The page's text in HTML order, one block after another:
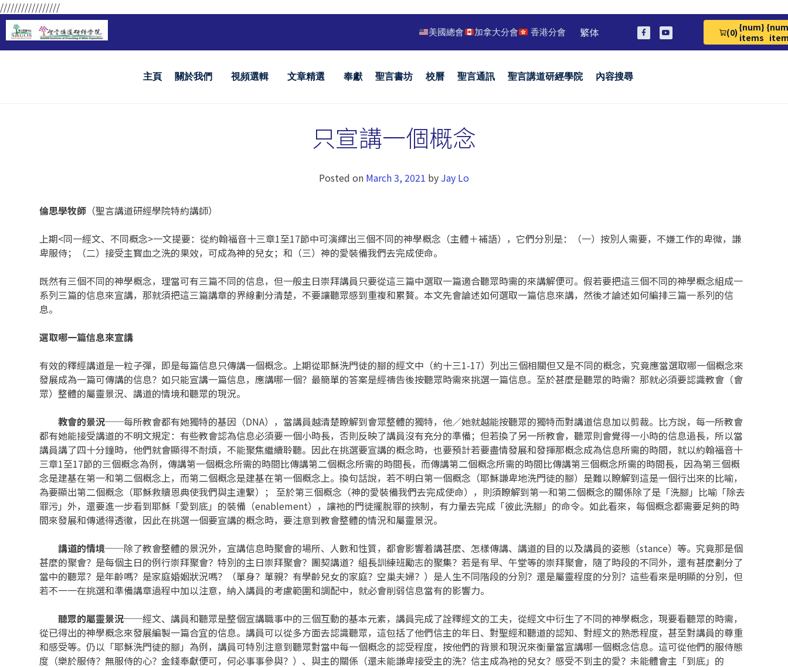
/////////////////
美國總會 加拿大分會 香港分會 繁体 (0)
View Cart 0
{num}
items
主頁 關於我們 視頻選輯 文章精選 奉獻 聖言書坊 校曆 聖言通訊 聖言講道研經學院 內容搜尋
只宣講一個概念
Posted on March 3, 2021 by Jay Lo
倫思學牧師 （聖言講道研經學院特約講師）
上期<同一經文、不同概念>一文提要：從約翰福音十三章1至17節中可演繹出三個不同的神學概念（主體＋補語），它們分別是：（一）按別人需要，不嫌工作的卑微，謙
卑服侍；（二）接受主寳血之洗的果效，可成為神的兒女；和（三）神的愛裝備我們去完成使命。
既然有三個不同的神學概念，理當可有三篇不同的信息，但一般主日崇拜講員只要從這三篇中選取一篇適合聽眾時需的來講解便可。假若要把這三個不同的神學概念組成一
系列三篇的信息來宣講，那就須把這三篇講章的界線劃分清楚，不要讓聽眾感到重複和累贅。本文先會論述如何選取一篇信息來講，然後才論述如何編排三篇一系列的信
息。
選取哪一篇信息來宣講
有效的釋經講道是一粒子彈，即是每篇信息只傳講一個概念。上期從耶穌洗門徒的腳的經文中（約十三1-17）列出三個相關但又是不同的概念，究竟應當選取哪一個概念來
發展成為一篇可傳講的信息？如只能宣講一篇信息，應講哪一個？最簡單的答案是經禱告後按聽眾時需來挑選一篇信息。至於甚麼是聽眾的時需？那就必須要認識教會（會
眾）整體的屬靈景況、講道的情境和聽眾的現況。
教會的景況──每所教會都有她獨特的基因（DNA），當講員越清楚瞭解到會眾整體的獨特，他／她就越能按聽眾的獨特而對講道信息加以剪裁。比方說，每一所教會
都有她能接受講道的不明文規定：有些教會認為信息必須要一個小時長，否則反映了講員沒有充分的準備；但若換了另一所教會，聽眾則會覺得一小時的信息過長，所以當
講員講了四十分鐘時，他們就會顯得不耐煩，不能聚焦繼續聆聽。因此在挑選要宣講的概念時，也要預計若要盡情發展和發揮那概念成為信息所需的時間，就以約翰福音十
三章1至17節的三個概念為例，傳講第一個概念所需的時間比傳講第二個概念所需的時間長，而傳講第二個概念所需的時間比傳講第三個概念所需的時間長，因為第三個概
念是建基在第一和第二個概念上，而第二個概念是建基在第一個概念上。換句話說，若不明白第一個概念（耶穌謙卑地洗門徒的腳）是難以瞭解到這是一個行出來的比喻，
為要顯出第二個概念（耶穌救贖恩典使我們與主連繫）； 至於第三個概念（神的愛裝備我們去完成使命），則須瞭解到第一和第二個概念的關係除了是「洗腳」比喻「除去
罪污」外，還要進一步看到耶穌「愛到底」的裝備（enablement），讓祂的門徒擺脫罪的挾制，有力量去完成「彼此洗腳」的命令。如此看來，每個概念都需要足夠的時
間來發展和傳遞得透徹，因此在挑選一個要宣講的概念時，要注意到教會整體的情況和屬靈景況。
講道的情境──除了教會整體的景況外，宣講信息時聚會的場所、人數和性質，都會影響着講甚麼、怎樣傳講、講道的目的以及講員的姿態（stance）等。究竟那是個
甚麼的聚會？是每個主日的例行崇拜聚會？特別的主日崇拜聚會？團契講道？組長訓練班勵志的聚集？若是有早、午堂等的崇拜聚會，隨了時段的不同外，還有甚麼劃分了
當中的聽眾？是年齡嗎？是家庭婚姻狀況嗎？（單身？單親？有學齡兒女的家庭？空巢夫婦？）是人生不同階段的分別？還是屬靈程度的分別？這些看來是明顯的分別，但
若不一一在挑選和準備講章過程中加以注意，納入講員的考慮範圍和調配中，就必會削弱信息當有的影響力。
聽眾的屬靈景況──經文、講員和聽眾是整個宣講職事中的三個互動的基本元素，講員完成了詮釋經文的工夫，從經文中衍生了不同的神學概念，現要看聽眾的時需，
從已得出的神學概念來發展編製一篇合宜的信息。講員可以從多方面去認識聽眾，這包括了他們信主的年日、對聖經和聽道的認知、對經文的熟悉程度，甚至對講員的尊重
和感受等。仍以「耶穌洗門徒的腳」為例，講員可特別注意到聽眾對當中每一個概念的認受程度，按他們的背景和現況來衡量當宣講哪一個概念信息。這可從他們的服侍態
度（樂於服侍？無服侍的心？金錢奉獻便可，何必事事參與？）、與主的關係（還未能謙卑接受主的洗？信主成為祂的兒女？感受不到主的愛？未能體會主「到底」的